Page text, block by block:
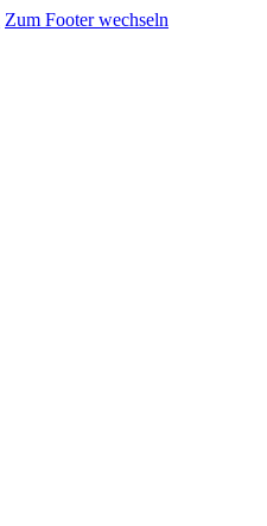
Zum Footer wechseln